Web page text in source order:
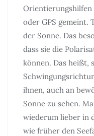
oder GPS gemeint.
der Sonne. Das
dass sie die
können. Das heißt,
ihnen, auch an
Sonne zu sehen.
wiederum lieber in
wie früher den